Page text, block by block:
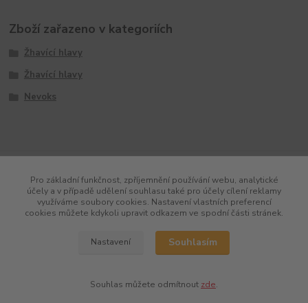
Zboží zařazeno v kategoriích
Žhavící hlavy
Žhavící hlavy
Nevoks
Pro základní funkčnost, zpříjemnění používání webu, analytické
účely a v případě udělení souhlasu také pro účely cílení reklamy
využíváme soubory cookies. Nastavení vlastních preferencí
cookies můžete kdykoli upravit odkazem ve spodní části stránek.
Nastavení Souhlasím
Souhlas můžete odmítnout zde.